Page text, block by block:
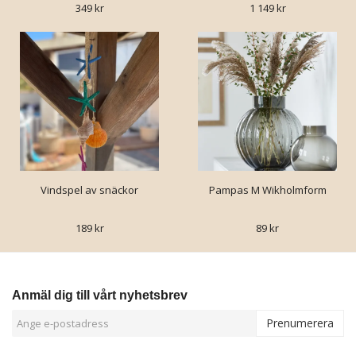
349 kr 1 149 kr
Vindspel av snäckor
189 kr
Pampas M Wikholmform
89 kr
Anmäl dig till vårt nyhetsbrev
Prenumerera